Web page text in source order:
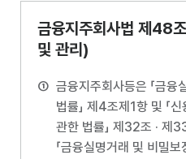
금융지주회사법 제48
및 관리)
금융지주회사등은 「금
법률」 제4조제1항 및 「
관한 법률」 제32조 · 제
「금융실명거래 및 비밀